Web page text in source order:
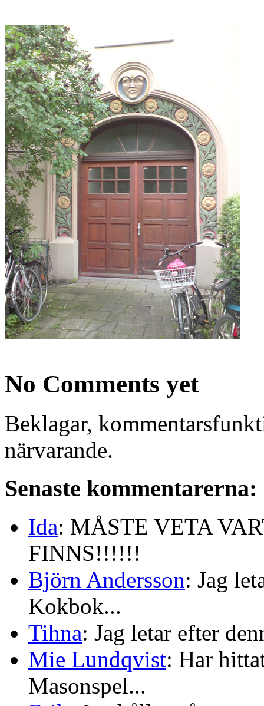
No Comments yet
Beklagar,
närvarande.
Senaste kommentarerna:
Ida: MÅSTE VETA
FINNS!!!!!!
Björn Andersson: Jag
Kokbok...
Tihna: Jag letar efter
Mie Lundqvist: Har
Masonspel...